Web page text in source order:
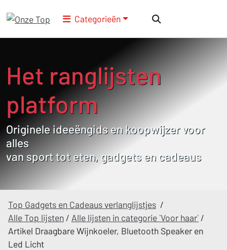
Categorieën
Het ranglijsten
platform
Originele ideeëngids en koopwijzer voor
alles
van sport tot eten, gadgets en cadeaus
Top Gadgets en Cadeaus verlanglijstjes /
Alle Top lijsten / Alle lijsten in categorie `Voor haar` /
Artikel Draagbare Wijnkoeler, Bluetooth Speaker en
Led Licht